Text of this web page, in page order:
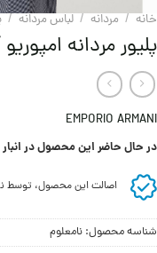
خانه / مردانه / لباس مردانه /
پلیور مردانه امپوریو
EMPORIO ARMANI
در حال حاضر این محصول در
اصالت این محصول، توسط
شناسه محصول: نامعلوم